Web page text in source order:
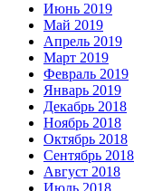
Июнь 2019
Май 2019
Апрель 2019
Март 2019
Февраль 2019
Январь 2019
Декабрь 2018
Ноябрь 2018
Октябрь 2018
Сентябрь 2018
Август 2018
Июль 2018